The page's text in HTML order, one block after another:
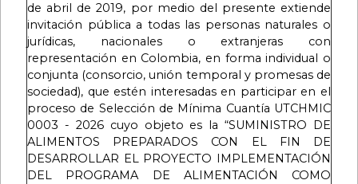
de abril de 2019, por medio del presente extiende
invitación pública a todas las personas naturales o
jurídicas, nacionales o extranjeras con
representación en Colombia, en forma individual o
conjunta (consorcio, unión temporal y promesas de
sociedad), que estén interesadas en participar en el
proceso de Selección de Mínima Cuantía UTCHMIC
0003 - 2026 cuyo objeto es la “SUMINISTRO DE
ALIMENTOS PREPARADOS CON EL FIN DE
DESARROLLAR EL PROYECTO IMPLEMENTACIÓN
DEL PROGRAMA DE ALIMENTACIÓN COMO